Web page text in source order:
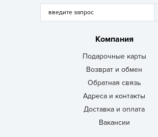
Компания
Подарочные карты
Возврат и обмен
Обратная связь
Адреса и контакты
Доставка и оплата
Вакансии